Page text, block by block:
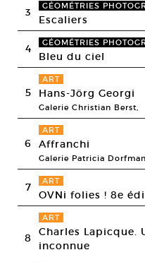
3 GÉOMÉTRIES
Escaliers
4 GÉOMÉTRIES
Bleu du ciel
5
ART
Hans-Jörg Georgi
Galerie Christian Berst,
6
ART
Affranchi
Galerie Patricia
7 ART
OVNi folies ! 8e
8
ART
Charles Lapicque.
inconnue